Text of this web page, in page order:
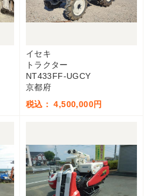
イセキ
トラクター
NT433FF-UGCY
京都府
税込： 4,500,000円